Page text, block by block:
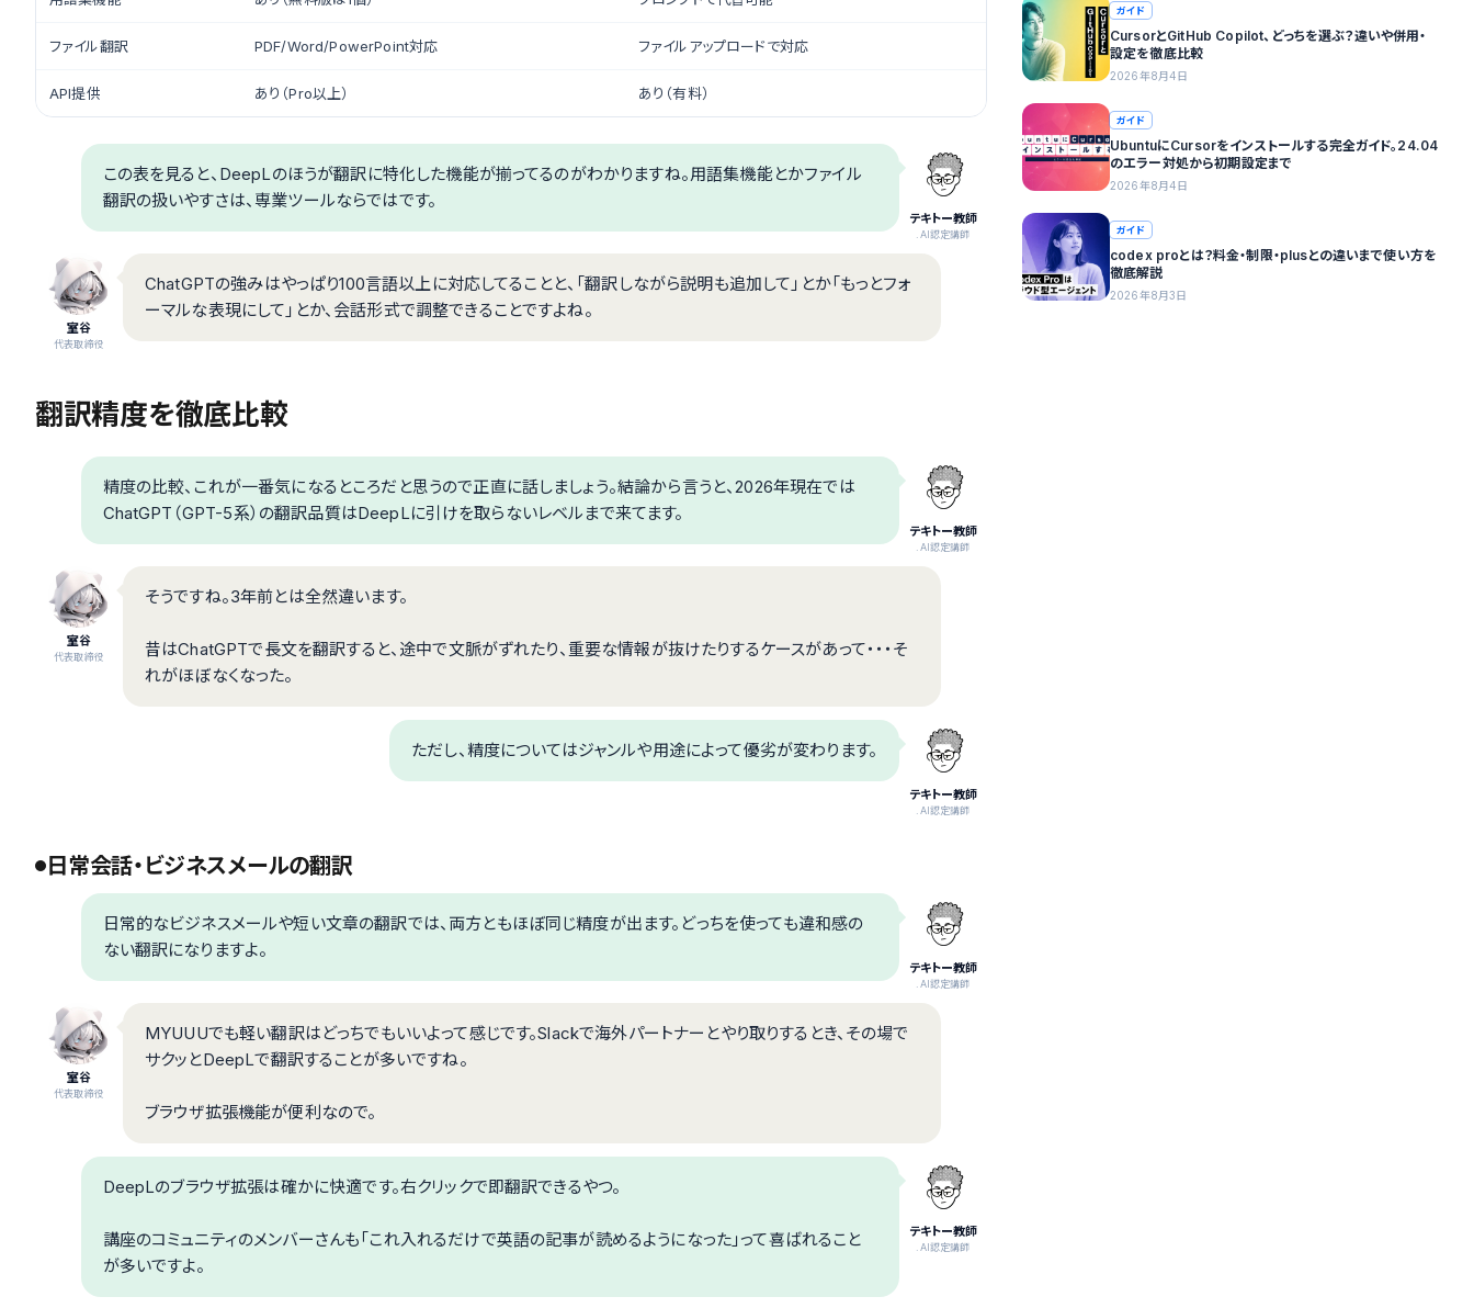
ファイル翻訳 PDF/Word/PowerPoint対応 ファイルアップロードで対応
API提供 あり（Pro以上） あり（有料）
テキトー教師
.AI認定講師
この表を見ると、DeepLのほうが翻訳に特化した機能が揃ってるのがわかりますね。用語集機能とかファイル
翻訳の扱いやすさは、専業ツールならではです。
室谷
代表取締役
ChatGPTの強みはやっぱり100言語以上に対応してることと、「翻訳しながら説明も追加して」とか「もっとフォ
ーマルな表現にして」とか、会話形式で調整できることですよね。
翻訳精度を徹底比較
テキトー教師
.AI認定講師
精度の比較、これが一番気になるところだと思うので正直に話しましょう。結論から言うと、2026年現在では
ChatGPT（GPT-5系）の翻訳品質はDeepLに引けを取らないレベルまで来てます。
室谷
代表取締役
そうですね。3年前とは全然違います。
昔はChatGPTで長文を翻訳すると、途中で文脈がずれたり、重要な情報が抜けたりするケースがあって・・・そ
れがほぼなくなった。
テキトー教師
.AI認定講師
ただし、精度についてはジャンルや用途によって優劣が変わります。
日常会話・ビジネスメールの翻訳
テキトー教師
.AI認定講師
日常的なビジネスメールや短い文章の翻訳では、両方ともほぼ同じ精度が出ます。どっちを使っても違和感の
ない翻訳になりますよ。
室谷
代表取締役
MYUUUでも軽い翻訳はどっちでもいいよって感じです。Slackで海外パートナーとやり取りするとき、その場で
サクッとDeepLで翻訳することが多いですね。
ブラウザ拡張機能が便利なので。
テキトー教師
.AI認定講師
DeepLのブラウザ拡張は確かに快適です。右クリックで即翻訳できるやつ。
講座のコミュニティのメンバーさんも「これ入れるだけで英語の記事が読めるようになった」って喜ばれること
が多いですよ。
ガイド
CursorとGitHub Copilot、どっちを選ぶ？違いや併用・
設定を徹底比較
2026年8月4日
ガイド
UbuntuにCursorをインストールする完全ガイド。24.04
のエラー対処から初期設定まで
2026年8月4日
ガイド
codex proとは？料金・制限・plusとの違いまで使い方を
徹底解説
2026年8月3日